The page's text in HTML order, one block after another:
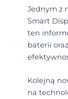
Jednym z
Smart
ten
baterii
Kolejną
na